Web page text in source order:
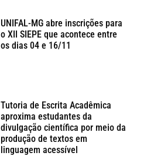
UNIFAL-MG abre inscrições para
o XII SIEPE que acontece entre
os dias 04 e 16/11
Tutoria de Escrita Acadêmica
aproxima estudantes da
divulgação científica por meio da
produção de textos em
linguagem acessível